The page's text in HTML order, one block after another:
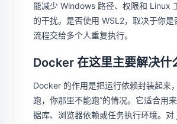
能减少 Windows 路径、权限和 Linux
的干扰。是否使用 WSL2，取决于你
流程交给多个人重复执行。
Docker 在这里主要解决什
Docker 的作用是把运行依赖封装起来
跑，你那里不能跑”的情况。它适合用
据库、浏览器依赖或任务执行环境。